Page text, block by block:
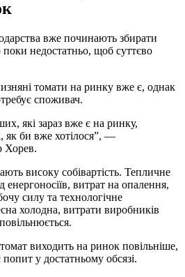
вже починають збирати
недостатньо, щоб суттєво
томати на ринку вже є, однак
споживач.
які зараз вже є на ринку,
як би вже хотілося”, —
Хорев.
високу собівартість. Тепличне
енергоносіїв, витрат на опалення,
силу та технологічне
холодна, витрати виробників
виходить на ринок повільніше,
у достатньому обсязі.